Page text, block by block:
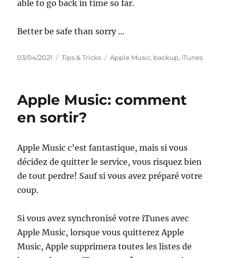
able to go back in time so far.
Better be safe than sorry …
Posted
03/04/2021 Categories
Tips & Tricks Tags
Apple Music, backup, iTunes
Apple Music: comment
en sortir?
Apple Music c’est fantastique, mais si vous
décidez de quitter le service, vous risquez bien
de tout perdre! Sauf si vous avez préparé votre
coup.
Si vous avez synchronisé votre iTunes avec
Apple Music, lorsque vous quitterez Apple
Music, Apple supprimera toutes les listes de